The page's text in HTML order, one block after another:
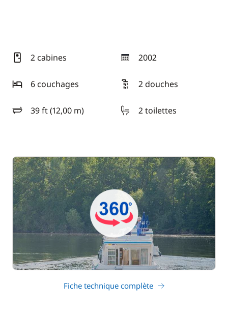
2 cabines 2002
année
6 couchages
2 douches
39 ft (12,00 m)
longueur 2 toilettes
Fiche technique complète